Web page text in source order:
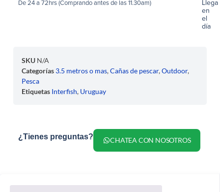
De 24 a 72hrs (Comprando antes de las 11.30am)
Llega
en
el
día
SKU N/A
Categorías 3.5 metros o mas,Cañas de pescar,Outdoor,
Pesca
Etiquetas Interfish, Uruguay
¿Tienes preguntas? CHATEA CON NOSOTROS